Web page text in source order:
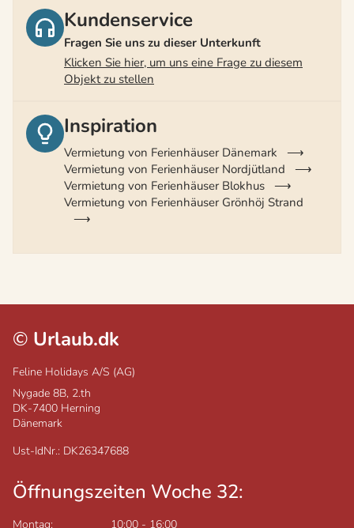
Kundenservice
Fragen Sie uns zu dieser Unterkunft
Klicken Sie hier, um uns eine Frage zu diesem
Objekt zu stellen
Inspiration
Vermietung von Ferienhäuser Dänemark
Vermietung von Ferienhäuser Nordjütland
Vermietung von Ferienhäuser Blokhus
Vermietung von Ferienhäuser Grönhöj Strand
© Urlaub.dk
Feline Holidays A/S (AG)
Nygade 8B, 2.th
DK-7400 Herning
Dänemark
Ust-IdNr.: DK26347688
Öffnungszeiten Woche 32:
Montag: 10:00 - 16:00